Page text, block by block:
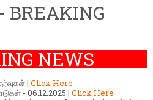
BREAKING
NEWS
| Click Here
- 06.12.2025 | Click Here